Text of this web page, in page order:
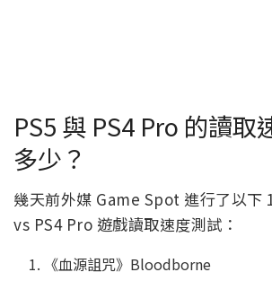
PS5 與 PS4 Pro 的讀取
多少？
幾天前外媒 Game Spot 進行了以下
vs PS4 Pro 遊戲讀取速度測試：
《血源詛咒》Bloodborne